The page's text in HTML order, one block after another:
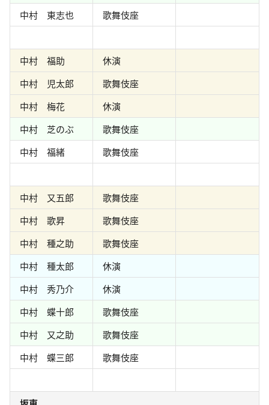
中村 東志也
歌舞伎座
中村 福助
休演
中村 児太郎
歌舞伎座
中村 梅花
休演
中村 芝のぶ
歌舞伎座
中村 福緒
歌舞伎座
中村 又五郎
歌舞伎座
中村 歌昇
歌舞伎座
中村 種之助
歌舞伎座
中村 種太郎
休演
中村 秀乃介
休演
中村 蝶十郎
歌舞伎座
中村 又之助
歌舞伎座
中村 蝶三郎
歌舞伎座